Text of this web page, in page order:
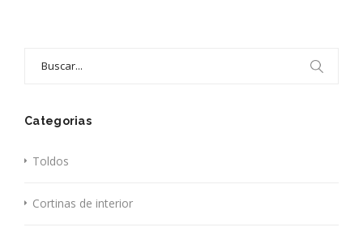
Categorias
Toldos
Cortinas de interior